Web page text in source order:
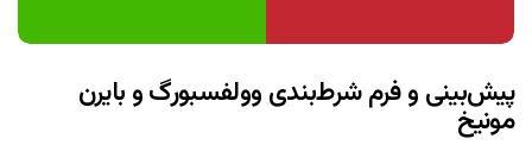
پیش‌بینی و فرم شرط‌بندی وولفسبورگ و بایرن
مونیخ